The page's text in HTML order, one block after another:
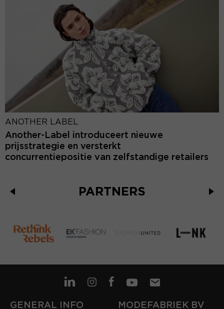
ANOTHER LABEL
Another-Label introduceert nieuwe
prijsstrategie en versterkt
concurrentiepositie van zelfstandige retailers
PARTNERS
GENERAL INFO MODEFABRIEK BV